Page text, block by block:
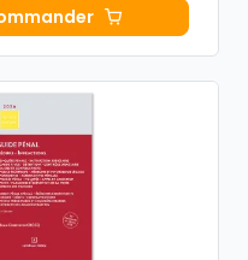
Mémento Sociétés